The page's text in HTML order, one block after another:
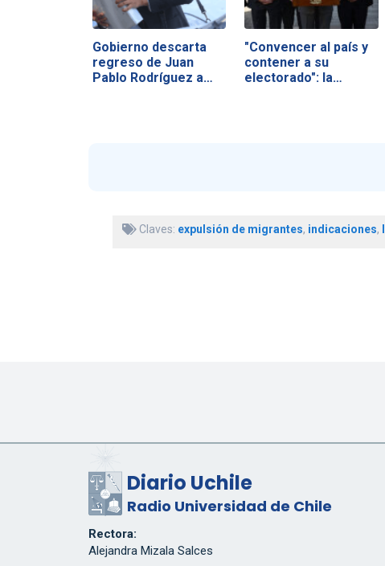
Gobierno descarta
regreso de Juan
Pablo Rodríguez a
"Convencer al país y
contener a su
electorado": la…
Claves: expulsión de migrantes, indicaciones,
Diario Uchile
Radio Universidad de Chile
Rectora:
Alejandra Mizala Salces